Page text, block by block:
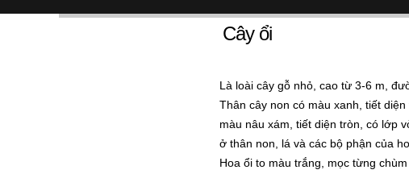
Cây ổi
Là loài cây gỗ nhỏ, cao từ 3-6 m,
Thân cây non có màu xanh, tiết
màu nâu xám, tiết diện tròn, có lớp
ở thân non, lá và các bộ phận của
Hoa ổi to màu trắng, mọc từng